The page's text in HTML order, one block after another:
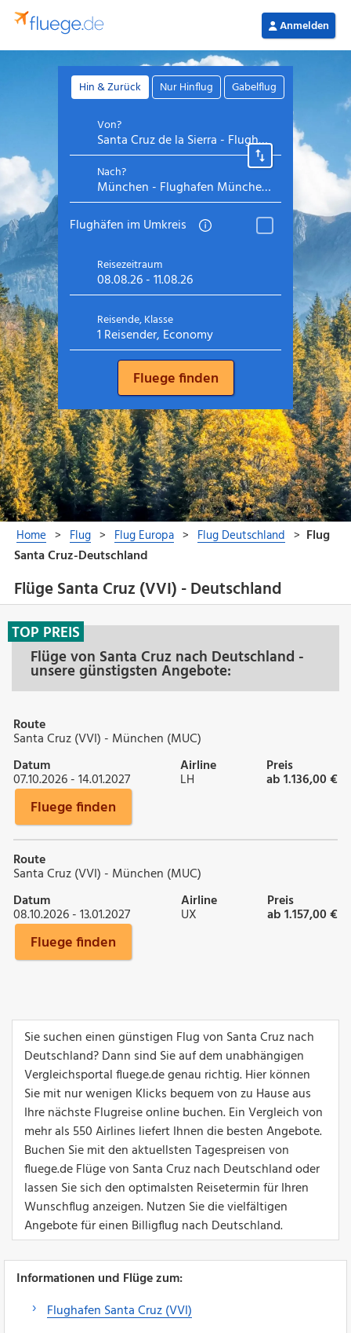
Flüge Santa Cruz (VVI) - Deutschland
Flüge von Santa Cruz nach Deutschland -
unsere günstigsten Angebote:
TOP PREIS
Route
Santa Cruz (VVI) - München (MUC)
Datum
07.10.2026 - 14.01.2027
Airline
LH
Preis
ab 1.136,00 €
Fluege finden
Route
Santa Cruz (VVI) - München (MUC)
Datum
08.10.2026 - 13.01.2027
Airline
UX
Preis
ab 1.157,00 €
Fluege finden
Sie suchen einen günstigen Flug von Santa Cruz nach
Deutschland? Dann sind Sie auf dem unabhängigen
Vergleichsportal fluege.de genau richtig. Hier können
Sie mit nur wenigen Klicks bequem von zu Hause aus
Ihre nächste Flugreise online buchen. Ein Vergleich von
mehr als 550 Airlines liefert Ihnen die besten Angebote.
Buchen Sie mit den aktuellsten Tagespreisen von
fluege.de Flüge von Santa Cruz nach Deutschland oder
lassen Sie sich den optimalsten Reisetermin für Ihren
Wunschflug anzeigen. Nutzen Sie die vielfältigen
Angebote für einen Billigflug nach Deutschland.
Informationen und Flüge zum:
Flughafen Santa Cruz (VVI)